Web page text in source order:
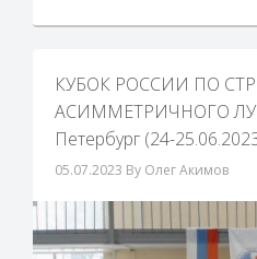
КУБОК РОССИИ ПО
АСИММЕТРИЧНОГО
Петербург (24-
05.07.2023 By Олег Акимов